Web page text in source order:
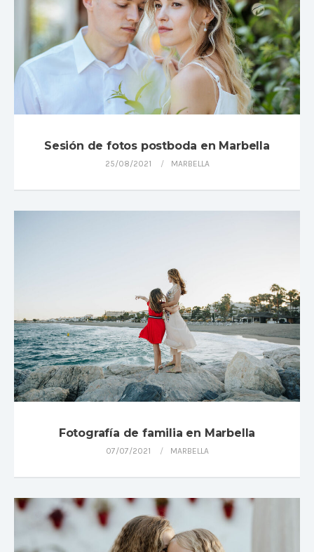
Sesión de fotos postboda en Marbella
25/08/2021 MARBELLA
Fotografía de familia en Marbella
07/07/2021 MARBELLA